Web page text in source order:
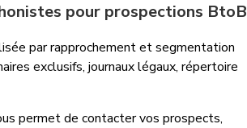
pour prospections BtoB
par rapprochement et segmentation
exclusifs, journaux légaux, répertoire
permet de contacter vos prospects,